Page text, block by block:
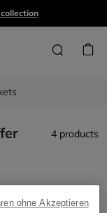
4 products
ohne Akzeptieren